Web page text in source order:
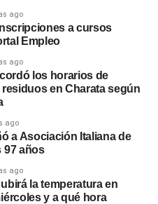
ago
a cursos
Empleo
ago
los horarios de
en Charata según
ago
a Asociación Italiana de
97 años
ago
la temperatura en
y a qué hora